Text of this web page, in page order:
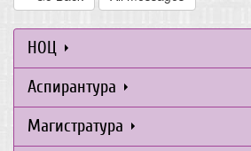
НОЦ
Аспирантура
Магистратура